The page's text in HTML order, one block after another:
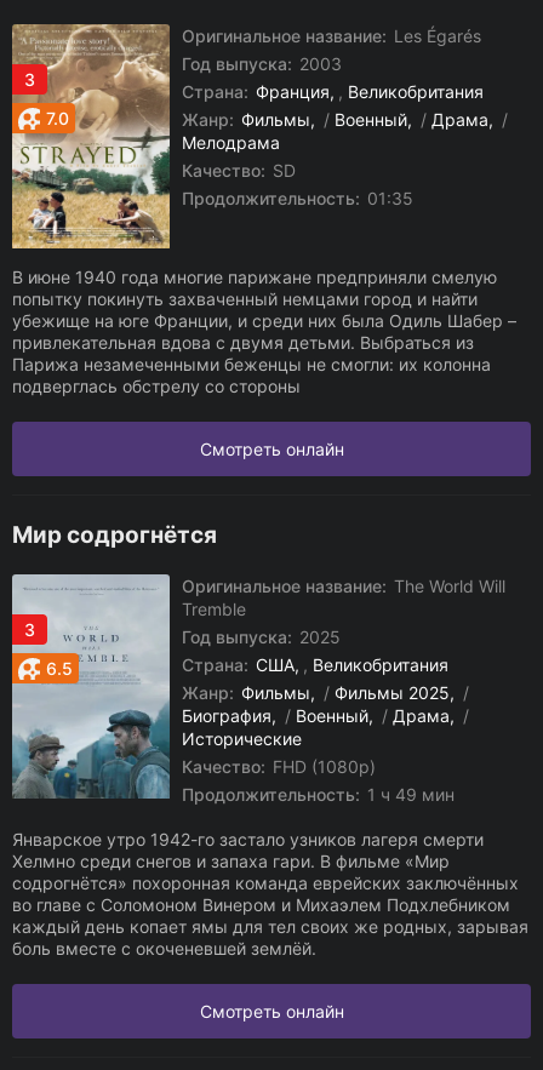
3
7.0
Оригинальное название: Les Égarés
Год выпуска: 2003
Страна: Франция , Великобритания
Жанр: Фильмы / Военный / Драма
/
Мелодрама
Качество: SD
Продолжительность: 01:35
В июне 1940 года многие парижане предприняли смелую
попытку покинуть захваченный немцами город и найти
убежище на юге Франции, и среди них была Одиль Шабер –
привлекательная вдова с двумя детьми. Выбраться из
Парижа незамеченными беженцы не смогли: их колонна
подверглась обстрелу со стороны
Смотреть онлайн
Мир содрогнётся
3
6.5
Оригинальное название: The World Will
Tremble
Год выпуска: 2025
Страна: США , Великобритания
Жанр: Фильмы / Фильмы 2025
/
Биография
/ Военный / Драма
/
Исторические
Качество: FHD (1080p)
Продолжительность: 1 ч 49 мин
Январское утро 1942-го застало узников лагеря смерти
Хелмно среди снегов и запаха гари. В фильме «Мир
содрогнётся» похоронная команда еврейских заключённых
во главе с Соломоном Винером и Михаэлем Подхлебником
каждый день копает ямы для тел своих же родных, зарывая
боль вместе с окоченевшей землёй.
Смотреть онлайн